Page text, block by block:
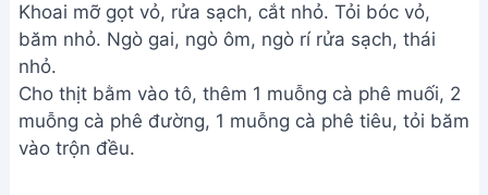
Khoai mỡ gọt vỏ, rửa sạch, cắt nhỏ. Tỏi bóc vỏ,
băm nhỏ. Ngò gai, ngò ôm, ngò rí rửa sạch, thái
nhỏ.
Cho thịt bằm vào tô, thêm 1 muỗng cà phê muối, 2
muỗng cà phê đường, 1 muỗng cà phê tiêu, tỏi băm
vào trộn đều.